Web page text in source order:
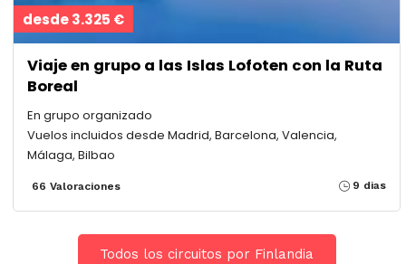
desde 3.325 €
Viaje en grupo a las Islas Lofoten con la Ruta
Boreal
En grupo organizado
Vuelos incluidos desde Madrid, Barcelona, Valencia,
Málaga, Bilbao
66 Valoraciones 9 dias
Todos los circuitos por Finlandia